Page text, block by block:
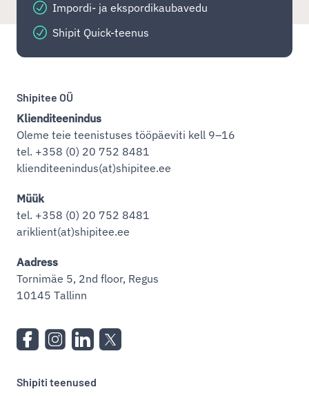
Impordi- ja ekspordikaubavedu
Shipit Quick-teenus
Shipitee OÜ
Klienditeenindus
Oleme teie teenistuses tööpäeviti kell 9–16
tel. +358 (0) 20 752 8481
klienditeenindus(at)shipitee.ee
Müük
tel. +358 (0) 20 752 8481
ariklient(at)shipitee.ee
Aadress
Tornimäe 5, 2nd floor, Regus
10145 Tallinn
Shipiti teenused